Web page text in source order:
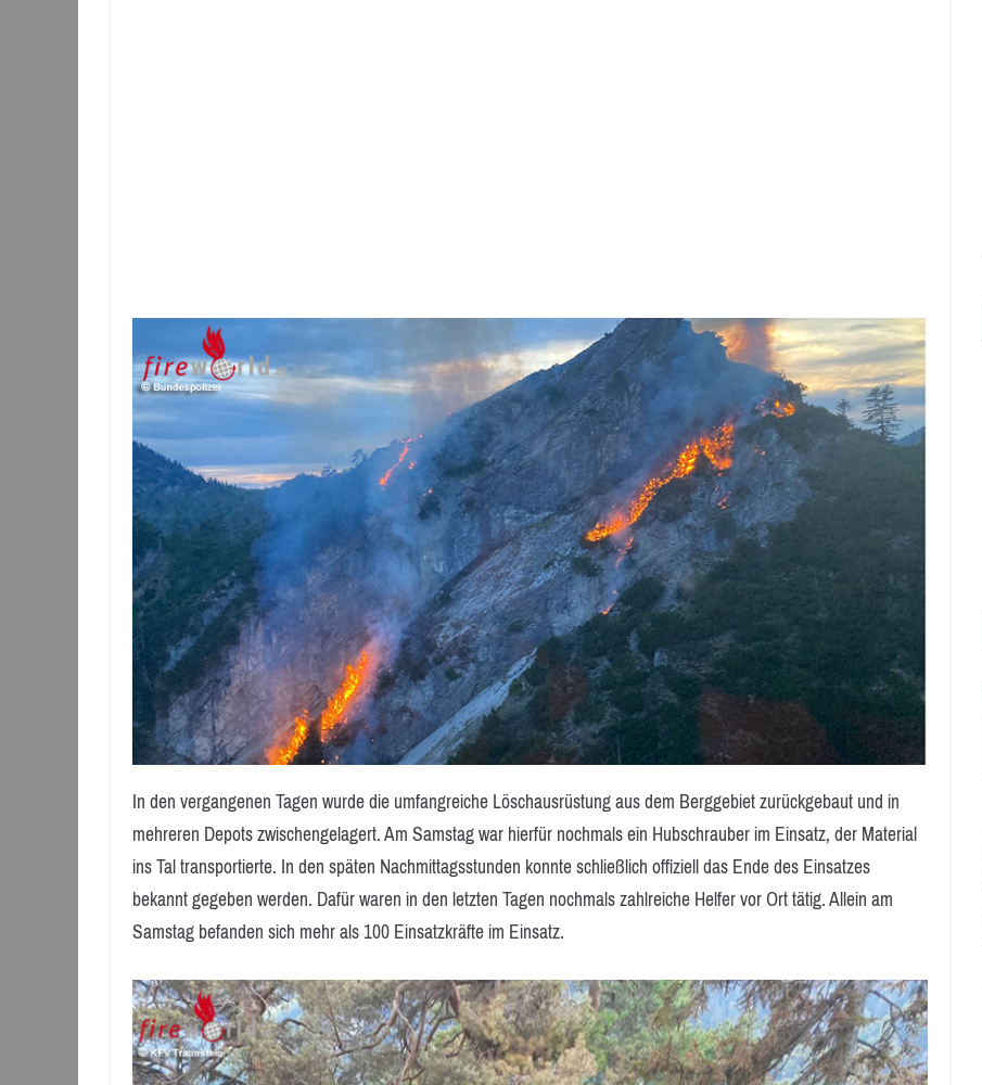
In den vergangenen Tagen wurde die umfangreiche Löschausrüstung aus dem Berggebiet zurückgebaut und in
mehreren Depots zwischengelagert. Am Samstag war hierfür nochmals ein Hubschrauber im Einsatz, der Material
ins Tal transportierte. In den späten Nachmittagsstunden konnte schließlich offiziell das Ende des Einsatzes
bekannt gegeben werden. Dafür waren in den letzten Tagen nochmals zahlreiche Helfer vor Ort tätig. Allein am
Samstag befanden sich mehr als 100 Einsatzkräfte im Einsatz.